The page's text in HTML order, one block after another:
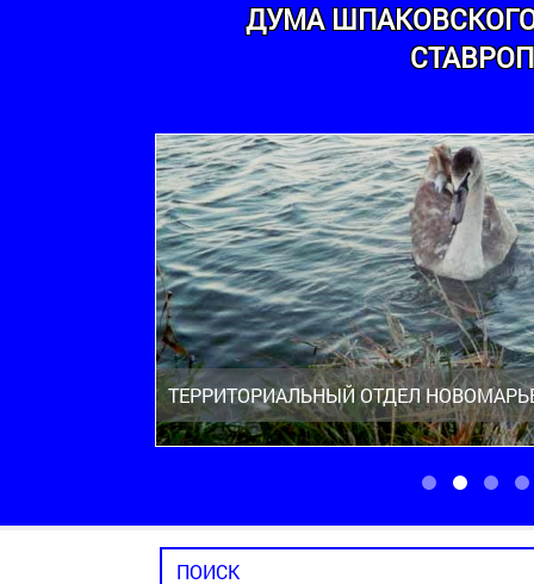
ДУМА
ТЕРРИТОРИАЛЬНЫЙ ОТДЕЛ